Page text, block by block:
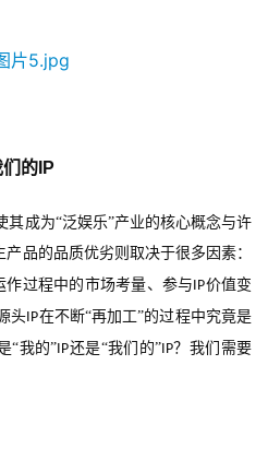
的 IP
其成为“泛娱乐”产业的核心概念与许
产品的品质优劣则取决于很多因素：
作过程中的市场考量、参与IP价值变
头IP在不断“再加工”的过程中究竟是
“我的”IP还是“我们的”IP？我们需要